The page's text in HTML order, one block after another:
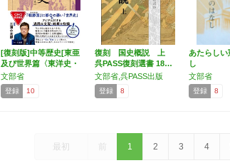
[復刻版]中等歴史[東亜
及び世界篇〈東洋史・
…
文部省
登録 10
復刻 国史概説 上
呉PASS復刻選書 18…
文部省,呉PASS出版
登録 8
あたらし
し
文部省
登録 8
最初 前 1 2 3 4